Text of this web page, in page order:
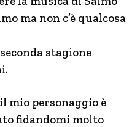
ma non c’è qualcosa
stagione
mio personaggio è
fidandomi molto